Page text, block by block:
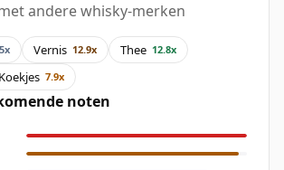
andere whisky-merken
Vernis 12.9x Thee 12.8x
Koekjes 7.9x
noten